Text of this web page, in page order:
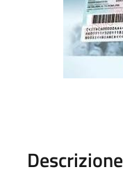
Descrizione